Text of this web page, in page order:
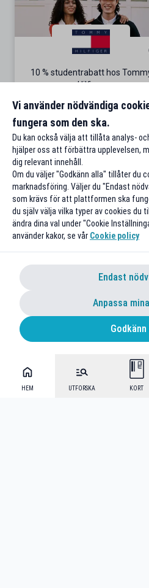
HEM UTFORSKA KORT
10 % studentrabatt hos
Hilfiger
Gäller på ordinarie pris
Till rabatten
Vi använder nödvändiga
fungera som den ska.
Du kan också välja att tillåta analys-
hjälper oss att förbättra upplevelsen,
dig relevant innehåll.
Om du väljer "Godkänn alla" tillåter du
marknadsföring. Väljer du "Endast
som krävs för att plattformen ska
du själv välja vilka typer av cookies du
ändra dina val under "Cookie
använder kakor, se vår Cookie policy
Endast
Anpassa